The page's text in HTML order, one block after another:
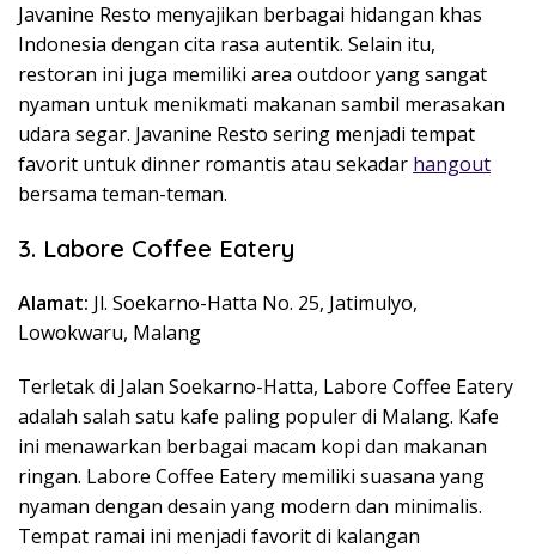
Javanine Resto menyajikan berbagai hidangan khas
Indonesia dengan cita rasa autentik. Selain itu,
restoran ini juga memiliki area outdoor yang sangat
nyaman untuk menikmati makanan sambil merasakan
udara segar. Javanine Resto sering menjadi tempat
favorit untuk dinner romantis atau sekadar hangout
bersama teman-teman.
3. Labore Coffee Eatery
Alamat: Jl. Soekarno-Hatta No. 25, Jatimulyo,
Lowokwaru, Malang
Terletak di Jalan Soekarno-Hatta, Labore Coffee Eatery
adalah salah satu kafe paling populer di Malang. Kafe
ini menawarkan berbagai macam kopi dan makanan
ringan. Labore Coffee Eatery memiliki suasana yang
nyaman dengan desain yang modern dan minimalis.
Tempat ramai ini menjadi favorit di kalangan